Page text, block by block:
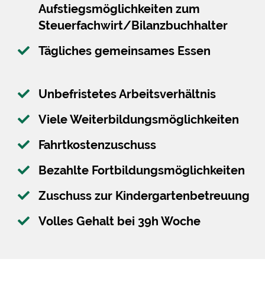
Aufstiegsmöglichkeiten zum
Steuerfachwirt/Bilanzbuchhalter
Tägliches gemeinsames Essen
Unbefristetes Arbeitsverhältnis
Viele Weiterbildungsmöglichkeiten
Fahrtkostenzuschuss
Bezahlte Fortbildungsmöglichkeiten
Zuschuss zur Kindergartenbetreuung
Volles Gehalt bei 39h Woche